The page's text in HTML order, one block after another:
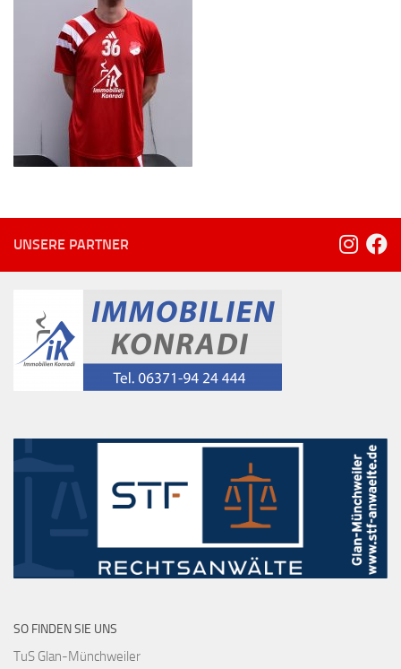
UNSERE PARTNER
SO FINDEN SIE UNS
TuS Glan-Münchweiler